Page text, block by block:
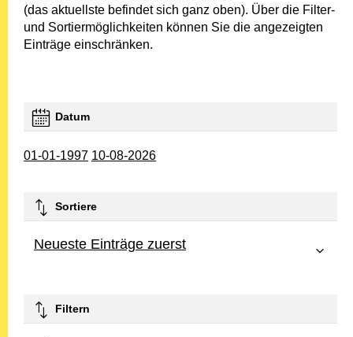
(das aktuellste befindet sich ganz oben). Über die Filter-
und Sortiermöglichkeiten können Sie die angezeigten
Einträge einschränken.
Datum
01-01-1997 10-08-2026
Sortiere
Neueste Einträge zuerst
Filtern